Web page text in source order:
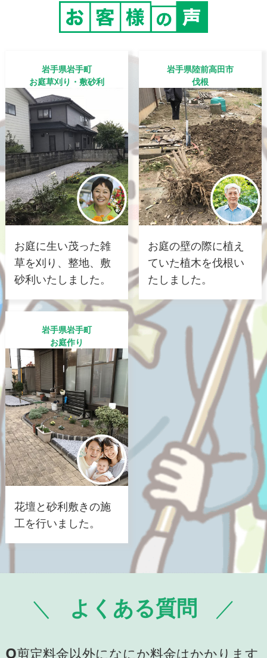
岩手県岩手町
お庭草刈り・敷砂利
お庭に生い茂った雑
草を刈り、整地、敷
砂利いたしました。
岩手県陸前高田市
伐根
お庭の壁の際に植え
ていた植木を伐根い
たしました。
岩手県岩手町
お庭作り
花壇と砂利敷きの施
工を行いました。
よくある質問
Q剪定料金以外になにか料金はかかります